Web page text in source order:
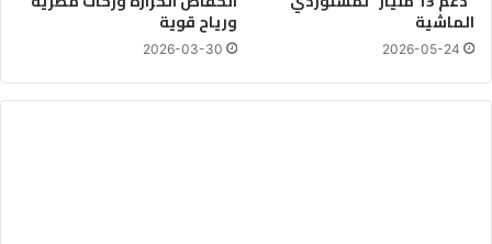
الماشية
2026-05-24
ورياح قوية
2026-03-30